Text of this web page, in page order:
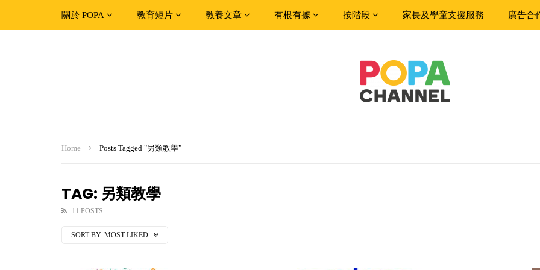
關於 POPA 教育短片 教養文章 有根有據 按階段 家長及學童支援服務 廣告合
Home Posts Tagged "另類教學"
TAG: 另類教學
11 POSTS
SORT BY: MOST LIKED